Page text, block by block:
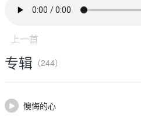
上一首
专辑 （244）
懊悔的心